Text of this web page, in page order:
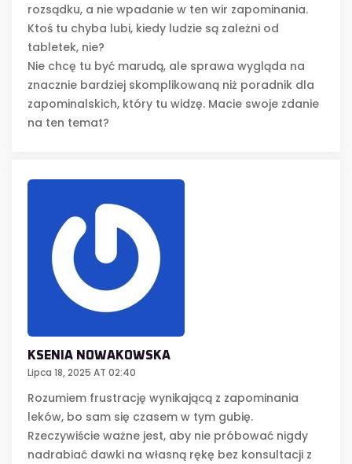
rozsądku, a nie wpadanie w ten wir zapominania.
Ktoś tu chyba lubi, kiedy ludzie są zależni od
tabletek, nie?
Nie chcę tu być marudą, ale sprawa wygląda na
znacznie bardziej skomplikowaną niż poradnik dla
zapominalskich, który tu widzę. Macie swoje zdanie
na ten temat?
KSENIA NOWAKOWSKA
Lipca 18, 2025 AT 02:40
Rozumiem frustrację wynikającą z zapominania
leków, bo sam się czasem w tym gubię.
Rzeczywiście ważne jest, aby nie próbować nigdy
nadrabiać dawki na własną rękę bez konsultacji z